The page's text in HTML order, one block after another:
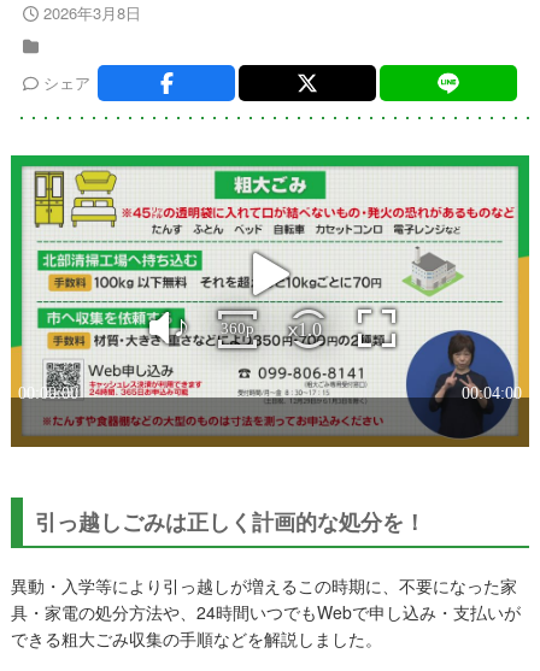
2026年3月8日
シェア
引っ越しごみは正しく計画的な処分を！
異動・入学等により引っ越しが増えるこの時期に、不要になった家
具・家電の処分方法や、24時間いつでもWebで申し込み・支払いが
できる粗大ごみ収集の手順などを解説しました。